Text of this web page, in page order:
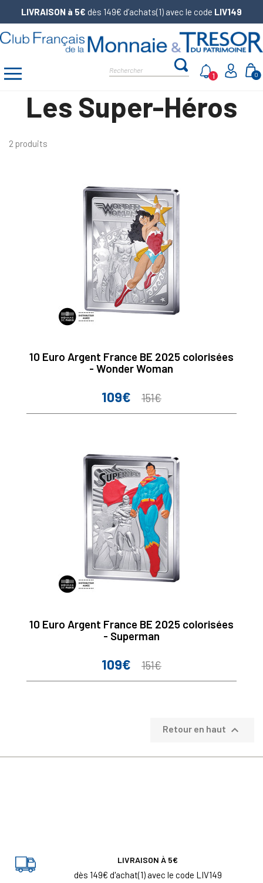
LIVRAISON à 5€ dès 149€ d’achats(1) avec le code LIV149
0
1
Les Super-Héros
2 produits
10 Euro Argent France BE 2025 colorisées
- Wonder Woman
Prix
109€
Prix
151€
10 Euro Argent France BE 2025 colorisées
- Superman
Prix
109€
Prix
151€
Retour en haut 
LIVRAISON À 5€
dès 149€ d'achat(1) avec le code LIV149